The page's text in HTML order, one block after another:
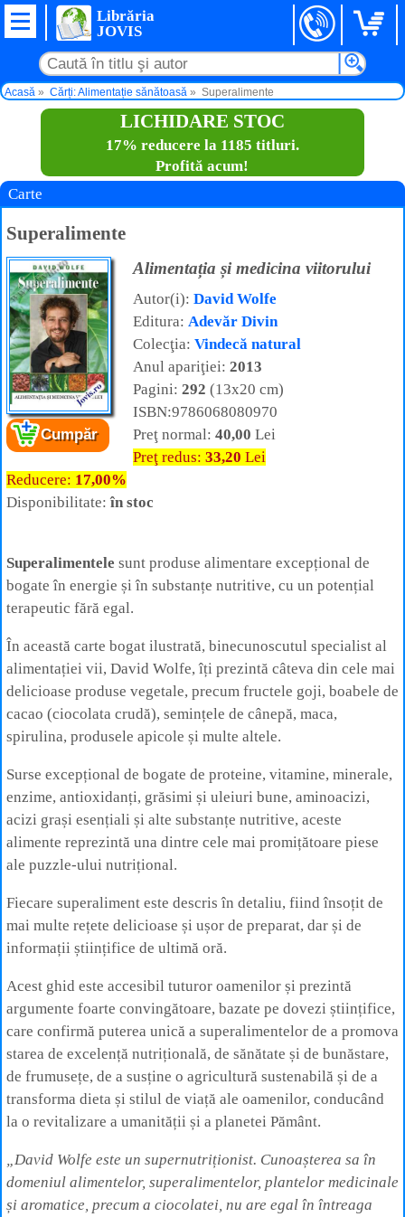
Librăria
JOVIS
Acasă Cărți: Alimentație sănătoasă Superalimente
LICHIDARE STOC
17% reducere la 1185 titluri.
Profită acum!
Carte
Superalimente
Cartea: Superalimente– Alimentația și
medicina viitorului
Autor:David Wolfe
Editura:Adevăr Divin
Cumpăr
Alimentația și medicina viitorului
Autor(i): David Wolfe
Editura: Adevăr Divin
Colecţia: Vindecă natural
Anul apariţiei: 2013
Pagini: 292 (13x20 cm)
ISBN:9786068080970
Preţ normal: 40,00 Lei
Preţ redus: 33,20 Lei
Reducere: 17,00%
Disponibilitate:în stoc
Superalimentele sunt produse alimentare excepțional de
bogate în energie și în substanțe nutritive, cu un potențial
terapeutic fără egal.
În această carte bogat ilustrată, binecunoscutul specialist al
alimentației vii, David Wolfe, îți prezintă câteva din cele mai
delicioase produse vegetale, precum fructele goji, boabele de
cacao (ciocolata crudă), semințele de cânepă, maca,
spirulina, produsele apicole și multe altele.
Surse excepțional de bogate de proteine, vitamine, minerale,
enzime, antioxidanți, grăsimi și uleiuri bune, aminoacizi,
acizi grași esențiali și alte substanțe nutritive, aceste
alimente reprezintă una dintre cele mai promițătoare piese
ale puzzle-ului nutrițional.
Fiecare superaliment este descris în detaliu, fiind însoțit de
mai multe rețete delicioase și ușor de preparat, dar și de
informații științifice de ultimă oră.
Acest ghid este accesibil tuturor oamenilor și prezintă
argumente foarte convingătoare, bazate pe dovezi științifice,
care confirmă puterea unică a superalimentelor de a promova
starea de excelență nutrițională, de sănătate și de bunăstare,
de frumusețe, de a susține o agricultură sustenabilă și de a
transforma dieta și stilul de viață ale oamenilor, conducând
la o revitalizare a umanității și a planetei Pământ.
„David Wolfe este un supernutriționist. Cunoașterea sa în
domeniul alimentelor, superalimentelor, plantelor medicinale
și aromatice, precum a ciocolatei, nu are egal în întreaga